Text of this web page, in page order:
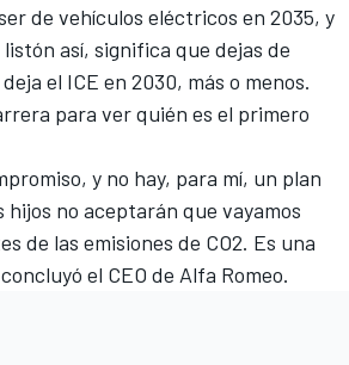
de vehículos eléctricos en 2035, y
así, significa que dejas de
el ICE en 2030, más o menos.
para ver quién es el primero
y no hay, para mí, un plan
no aceptarán que vayamos
de las emisiones de CO2. Es una
el CEO de Alfa Romeo.